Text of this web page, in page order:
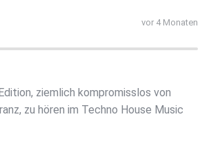
vor 4 Monaten
ziemlich kompromisslos von
zu hören im Techno House Music